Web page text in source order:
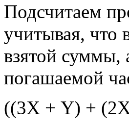
Подсчитаем
учитывая, что
взятой
погашаемой
((3Х + Y) +